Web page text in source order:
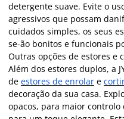
detergente suave. Evite o
agressivos que possam
cuidados simples, os seus
se-ão bonitos e funcionais
Outras opções de estores e
Além dos estores duplos, a
de estores de enrolar e
decoração da sua casa.
opacos, para maior